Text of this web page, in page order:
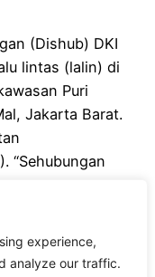
experience,
analyze our traffic.
(Dishub) DKI
lintas (lalin) di
Puri
Jakarta Barat.
“Sehubungan
penyeberangan
Administrasi
akan…